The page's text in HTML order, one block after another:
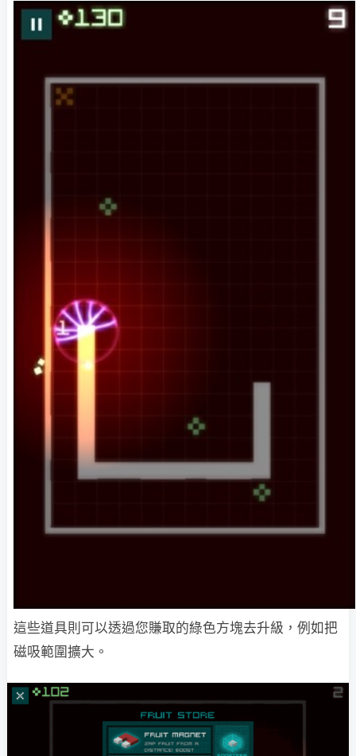
這些道具則可以透過您賺取的綠色方塊去升級，例如把
磁吸範圍擴大。